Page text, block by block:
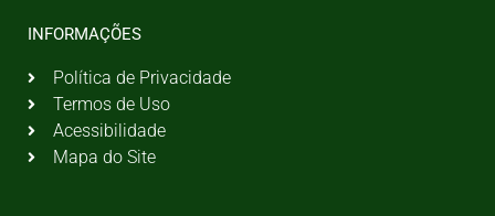
INFORMAÇÕES
Política de Privacidade
Termos de Uso
Acessibilidade
Mapa do Site